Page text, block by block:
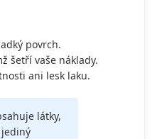
povrch.
šetří vaše náklady.
ani lesk laku.
látky,